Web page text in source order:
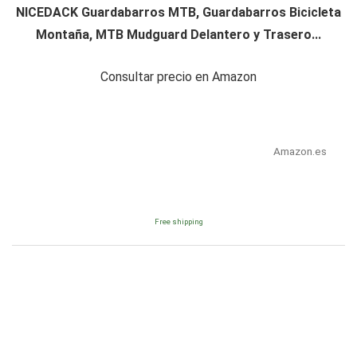
NICEDACK Guardabarros MTB, Guardabarros Bicicleta
Montaña, MTB Mudguard Delantero y Trasero...
Consultar precio en Amazon
Amazon.es
Free shipping